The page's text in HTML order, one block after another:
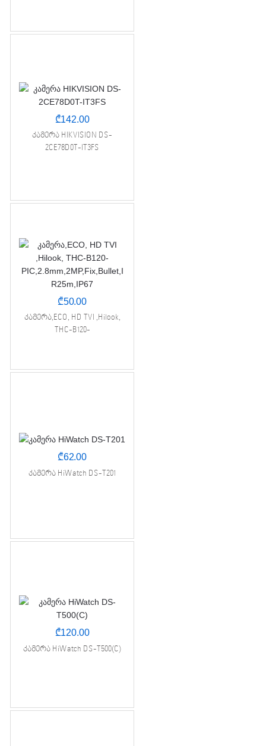
₾142.00
კამერა HIKVISION DS-
2CE78D0T-IT3FS
₾50.00
კამერა,ECO, HD TVI ,Hilook,
THC-B120-
₾62.00
კამერა HiWatch DS-T201
₾120.00
კამერა HiWatch DS-T500(C)